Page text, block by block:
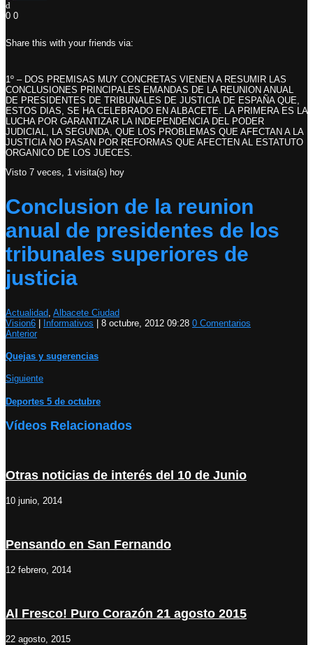
0 0
Share this with your friends via:
1º – DOS PREMISAS MUY CONCRETAS VIENEN A RESUMIR LAS
CONCLUSIONES PRINCIPALES EMANDAS DE LA REUNION ANUAL
DE PRESIDENTES DE TRIBUNALES DE JUSTICIA DE ESPAÑA QUE,
ESTOS DIAS, SE HA CELEBRADO EN ALBACETE. LA PRIMERA ES LA
LUCHA POR GARANTIZAR LA INDEPENDENCIA DEL PODER
JUDICIAL, LA SEGUNDA, QUE LOS PROBLEMAS QUE AFECTAN A LA
JUSTICIA NO PASAN POR REFORMAS QUE AFECTEN AL ESTATUTO
ORGANICO DE LOS JUECES.
Visto 7 veces, 1 visita(s) hoy
Conclusion de la reunion
anual de presidentes de los
tribunales superiores de
justicia
Actualidad Albacete Ciudad
Vision6
Informativos 8 octubre, 2012 09:28 0 Comentarios
Anterior
Quejas y sugerencias
Siguiente
Deportes 5 de octubre
Vídeos Relacionados
Otras noticias de interés del 10 de Junio
10 junio, 2014
Pensando en San Fernando
12 febrero, 2014
Al Fresco! Puro Corazón 21 agosto 2015
22 agosto, 2015